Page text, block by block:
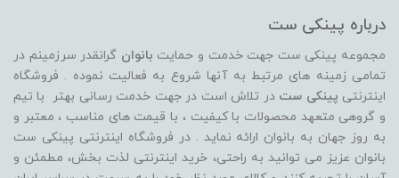
درباره پینکی ست
مجموعه پینکی ست جهت خدمت و حمایت بانوان گرانقدر سرزمینم در
تمامی زمینه های مرتبط به آنها شروع به فعالیت نموده . فروشگاه
اینترنتی پینکی ست در تلاش است در جهت خدمت رسانی بهتر با تیم
و گروهی متعهد محصولات با کیفیت ، با قیمت های مناسب ، معتبر و
به روز جهان به بانوان ارائه نماید . در فروشگاه اینترنتی پینکی ست
بانوان عزیز می توانيد به راحتی، خرید اینترنتی لذت بخش، مطمئن و